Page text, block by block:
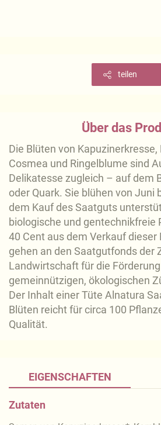
teilen
Über das
Die Blüten von Kapuzinerkresse,
Cosmea und Ringelblume sind
Delikatesse zugleich – auf dem
oder Quark. Sie blühen von Juni
dem Kauf des Saatguts
biologische und gentechnikfreie
40 Cent aus dem Verkauf dieser
gehen an den Saatgutfonds der
Landwirtschaft für die
gemeinnützigen, ökologischen
Der Inhalt einer Tüte Alnatura
Blüten reicht für circa 100
Qualität.
EIGENSCHAFTEN
Zutaten